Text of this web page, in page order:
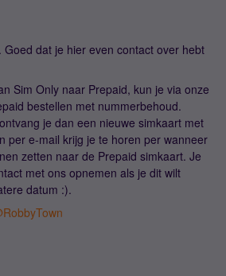
Goed dat je hier even contact over hebt
Sim Only naar Prepaid, kun je via onze
bestellen met nummerbehoud.
je dan een nieuwe simkaart met
per e-mail krijg je te horen per wanneer
zetten naar de Prepaid simkaart. Je
met ons opnemen als je dit wilt
datum :).